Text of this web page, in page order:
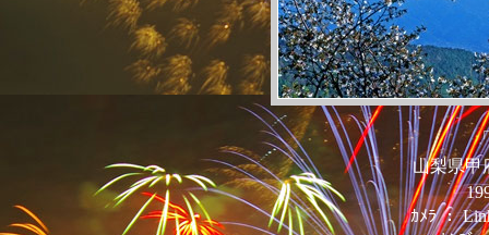
山梨県
ｶﾒﾗ ：